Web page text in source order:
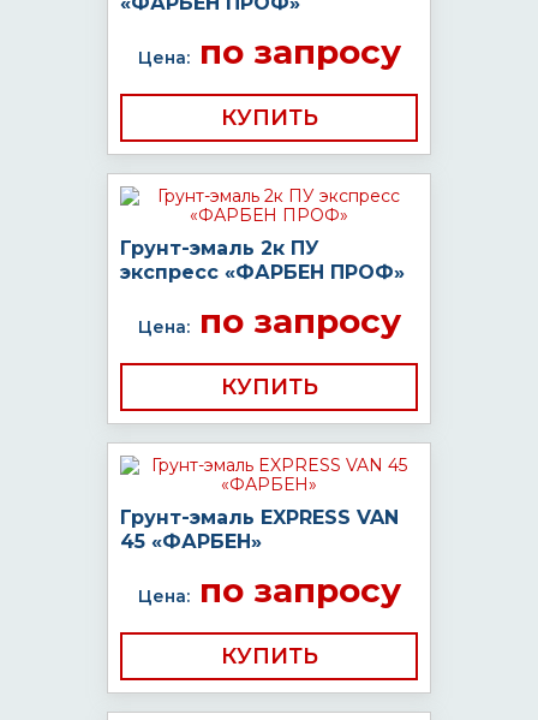
Цена:по запросу
КУПИТЬ
Грунт-эмаль 2к ПУ
экспресс «ФАРБЕН ПРОФ»
Цена:по запросу
КУПИТЬ
Грунт-эмаль EXPRESS VAN
45 «ФАРБЕН»
Цена:по запросу
КУПИТЬ